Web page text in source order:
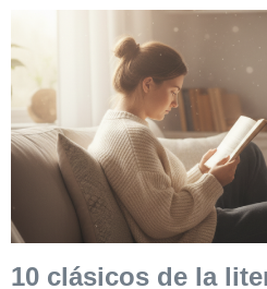
10 clásicos de la